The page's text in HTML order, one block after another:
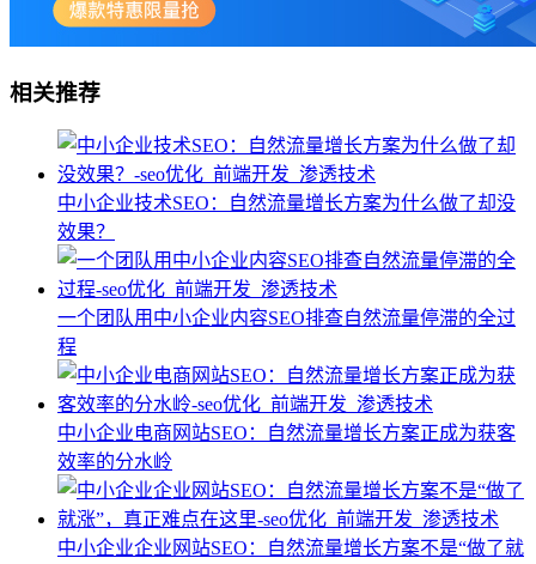
相关推荐
中小企业技术SEO：自然流量增长方案为什么做了却没
效果？
一个团队用中小企业内容SEO排查自然流量停滞的全过
程
中小企业电商网站SEO：自然流量增长方案正成为获客
效率的分水岭
中小企业企业网站SEO：自然流量增长方案不是“做了就